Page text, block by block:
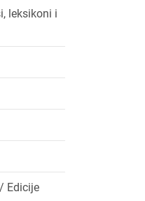
leksikoni i
Edicije